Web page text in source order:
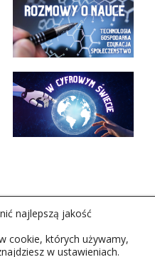
najlepszą jakość
cookie, których używamy,
w ustawieniach.